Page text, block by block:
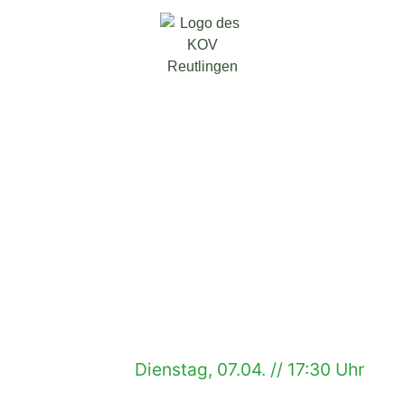
Dienstag, 07.04. // 17:30 Uhr